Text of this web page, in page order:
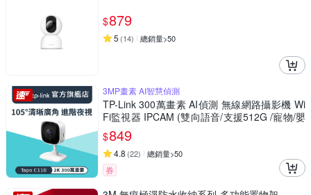
$879
5 (14) 總銷量>50
3MP畫素 AI智慧偵測
TP-Link 300萬畫素 AI偵測 無線網路攝影機 Wi
Fi監視器 IPCAM (雙向語音/支援512G /寵物/嬰
兒/長輩/Tapo C110
$849
4.8 (22) 總銷量>50
券